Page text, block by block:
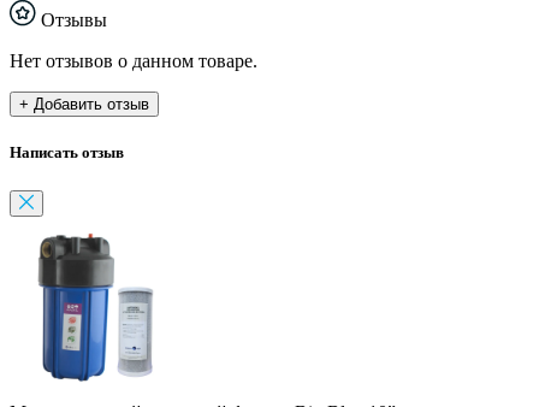
Отзывы
Нет отзывов о данном товаре.
+ Добавить отзыв
Написать отзыв